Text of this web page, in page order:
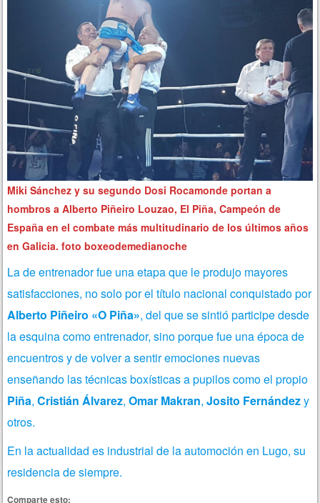
Miki Sánchez y su segundo Dosi Rocamonde portan a
hombros a Alberto Piñeiro Louzao, El Piña, Campeón de
España en el combate más multitudinario de los últimos años
en Galicia. foto boxeodemedianoche
La de entrenador fue una etapa que le produjo mayores
satisfacciones, no solo por el título nacional conquistado por
Alberto Piñeiro «O Piña», del que se sintió participe desde
la esquina como entrenador, sino porque fue una época de
encuentros y de volver a sentir emociones nuevas
enseñando las técnicas boxísticas a pupilos como el propio
Piña,Cristián Álvarez,Omar Makran,Josito Fernándezy
otros.
En la actualidad es industrial de la automoción en Lugo, su
residencia de siempre.
Comparte esto: